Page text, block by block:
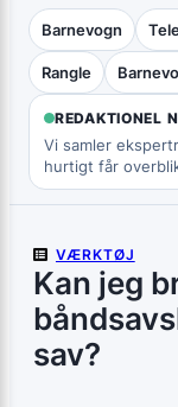
Barnevogn
Rangle
REDAKTIONEL
Vi samler
hurtigt får
VÆRKTØJ
Kan jeg
sav?